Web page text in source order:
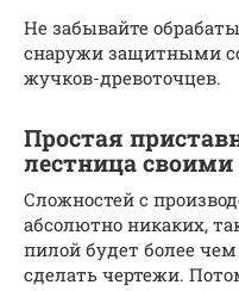
Не забывайте
снаружи защитными
жучков-древоточцев.
Простая
лестница
Сложностей с
абсолютно никаких,
пилой будет более
сделать чертежи.